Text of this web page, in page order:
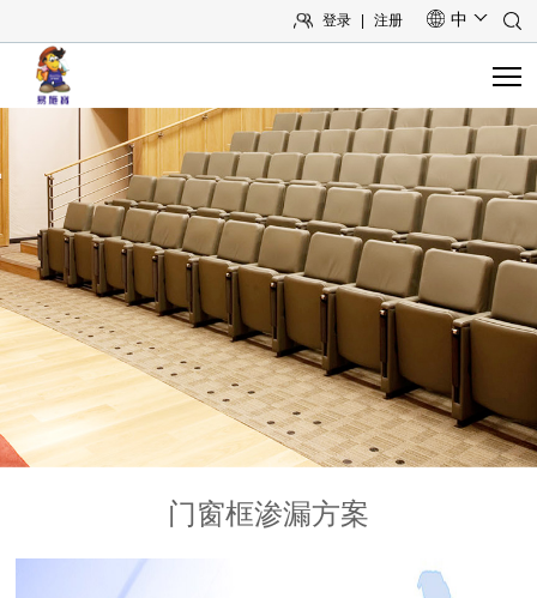
中
登录 注册
关于我们
产品中心
系统方案
工程案例
技术与服务
新闻资讯
门窗框渗漏方案